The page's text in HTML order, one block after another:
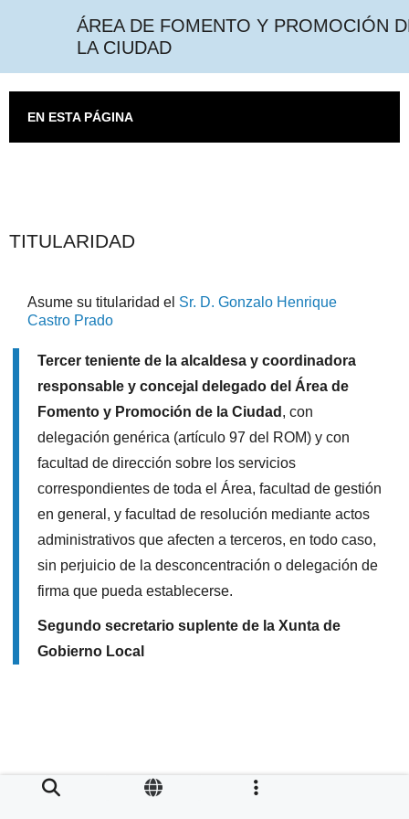
ÁREA DE FOMENTO Y PROMOCIÓN
DE LA CIUDAD
EN ESTA PÁGINA
TITULARIDAD
Asume su titularidad el Sr. D. Gonzalo Henrique Castro
Prado
Tercer teniente de la alcaldesa y coordinadora
responsable y concejal delegado del Área de
Fomento y Promoción de la Ciudad, con delegación
genérica (artículo 97 del ROM) y con facultad de
dirección sobre los servicios correspondientes de
toda el Área, facultad de gestión en general, y facultad
de resolución mediante actos administrativos que
afecten a terceros, en todo caso, sin perjuicio de la
desconcentración o delegación de firma que pueda
establecerse.
Segundo secretario suplente de la Xunta de
Gobierno Local